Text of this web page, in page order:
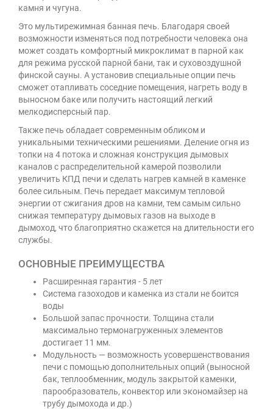
камня и чугуна.
Это мультирежимная банная печь. Благодаря своей
возможности изменяться под потребности человека она
может создать комфортный микроклимат в парной как
для режима русской парной бани, так и суховоздушной
финской сауны. А установив специальные опции печь
сможет отапливать соседние помещения, нагреть воду в
выносном баке или получить настоящий легкий
мелкодисперсный пар.
Также печь обладает современным обликом и
уникальными техническими решениями. Деление огня из
топки на 4 потока и сложная конструкция дымовых
каналов с распределительной камерой позволили
увеличить КПД печи и сделать нагрев камней в каменке
более сильным. Печь передает максимум тепловой
энергии от сжигания дров на камни, тем самым сильно
снижая температуру дымовых газов на выходе в
дымоход, что благоприятно скажется на длительности его
службы.
ОСНОВНЫЕ ПРЕИМУЩЕСТВА
Расширенная гарантия - 5 лет
Система газоходов и каменка из стали не боится
воды
Большой запас прочности. Толщина стали
максимально термонагруженных элементов
достигает 11 мм.
Модульность — возможность усовершенствования
печи с помощью дополнительных опций (выносной
бак, теплообменник, модуль закрытой каменки,
парообразователь, конвектор или экономайзер на
трубу дымохода и др.)